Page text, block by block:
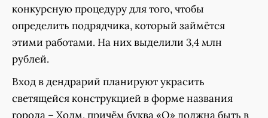
конкурсную процедуру для того, чтобы
определить подрядчика, который займётся
этими работами. На них выделили 3,4 млн
рублей.
Вход в дендрарий планируют украсить
светящейся конструкцией в форме названия
города – Холм, причём буква «О» должна быть в